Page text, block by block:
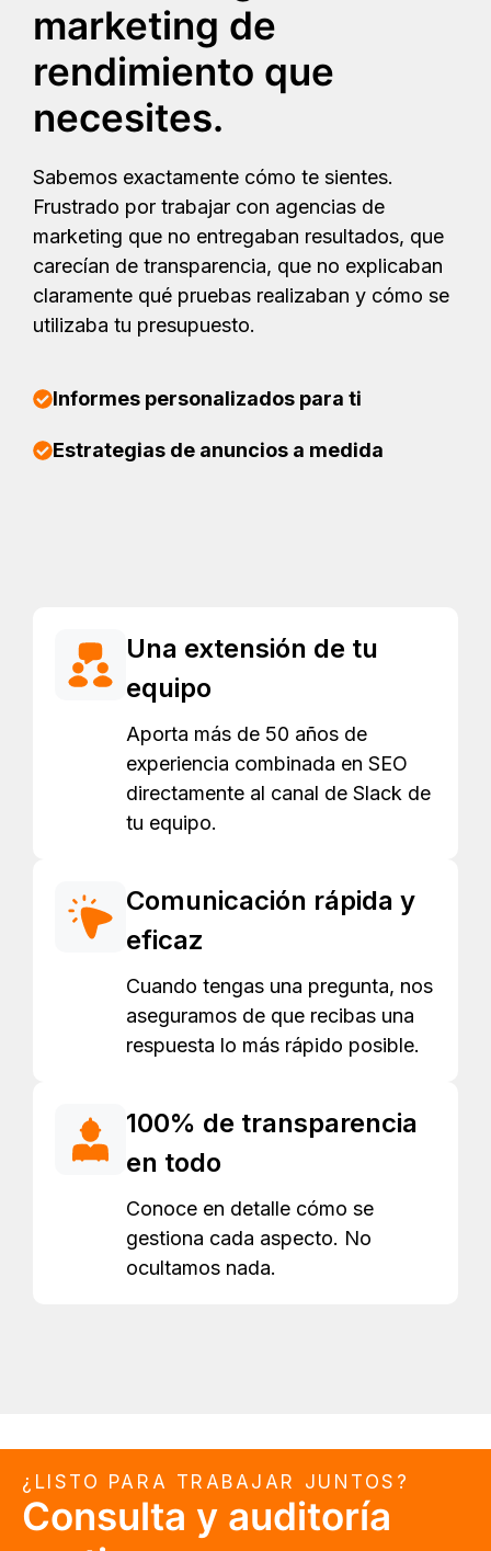
marketing de
rendimiento que
necesites.
Sabemos exactamente cómo te sientes.
Frustrado por trabajar con agencias de
marketing que no entregaban resultados, que
carecían de transparencia, que no explicaban
claramente qué pruebas realizaban y cómo se
utilizaba tu presupuesto.
Informes personalizados para ti
Estrategias de anuncios a medida
Una extensión de tu
equipo
Aporta más de 50 años de
experiencia combinada en SEO
directamente al canal de Slack de
tu equipo.
Comunicación rápida y
eficaz
Cuando tengas una pregunta, nos
aseguramos de que recibas una
respuesta lo más rápido posible.
100% de transparencia
en todo
Conoce en detalle cómo se
gestiona cada aspecto. No
ocultamos nada.
¿LISTO PARA TRABAJAR JUNTOS?
Consulta y auditoría